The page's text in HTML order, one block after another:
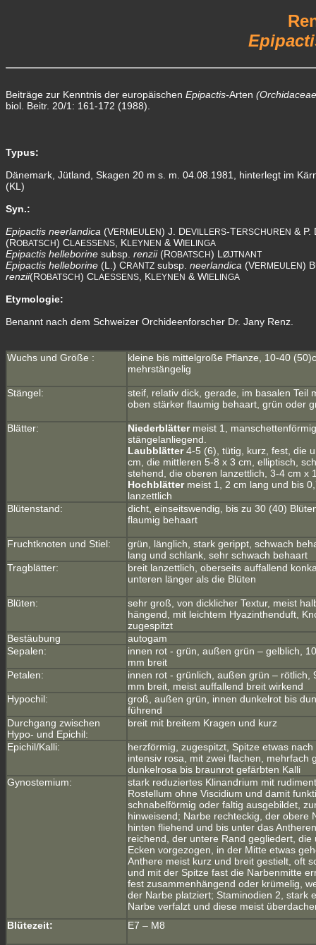
Beiträge zur Kenntnis der europäischen Epipactis-Arten (Orchidaceae
biol. Beitr. 20/1: 161-172 (1988).
Typus:
Dänemark, Jütland, Skagen 20 m s. m. 04.08.1981, hinterlegt im
(KL)
Syn.:
Epipactis neerlandica (VERMEULEN) J. DEVILLERS-TERSCHUREN & P.
(ROBATSCH) CLAESSENS , KLEYNEN & W IELINGA
Epipactis helleborine subsp. renzii(ROBATSCH) L ØJTNANT
Epipactis helleborine (L.) CRANTZ subsp. neerlandica (VERMEULEN) B
renzii(ROBATSCH) CLAESSENS , KLEYNEN & W IELINGA
Etymologie:
Benannt nach dem Schweizer Orchideenforscher Dr. Jany Renz.
Wuchs und Größe :
kleine bis mittelgroße Pflanze, 10-40
mehrstängelig
Stängel:
steif, relativ dick, gerade, im basalen Teil
oben stärker flaumig behaart, grün oder
Blätter: Niederblättermeist 1,
stängelanliegend.
Laubblätter4-5 (6), tütig, kurz, fest, die
cm, die mittleren 5-8 x 3 cm, elliptisch,
stehend, die oberen lanzettlich, 3-4 cm x
Hochblätter meist 1, 2 cm lang und bis
lanzettlich
Blütenstand:
dicht, einseitswendig, bis zu 30 (40)
flaumig behaart
Fruchtknoten und Stiel:
grün, länglich, stark gerippt, schwach
lang und schlank, sehr schwach behaart
Tragblätter:
breit lanzettlich, oberseits auffallend
unteren länger als die Blüten
Blüten:
sehr groß, von dicklicher Textur, meist
hängend, mit leichtem Hyazinthenduft,
zugespitzt
Bestäubung
autogam
Sepalen:
innen rot - grün, außen grün – gelblich,
mm breit
Petalen:
innen rot - grünlich, außen grün – rötlich,
mm breit, meist auffallend breit wirkend
Hypochil:
groß, außen grün, innen dunkelrot bis
führend
Durchgang zwischen
Hypo- und Epichil:
breit mit breitem Kragen und kurz
Epichil/Kalli:
herzförmig, zugespitzt, Spitze etwas
intensiv rosa, mit zwei flachen, mehrfach
dunkelrosa bis braunrot gefärbten Kalli
Gynostemium:
stark reduziertes Klinandrium mit
Rostellum ohne Viscidium und damit
schnabelförmig oder faltig ausgebildet,
hinweisend; Narbe rechteckig, der obere
hinten fliehend und bis unter das
reichend, der untere Rand gegliedert, die
Ecken vorgezogen, in der Mitte etwas
Anthere meist kurz und breit gestielt, oft
und mit der Spitze fast die Narbenmitte
fest zusammenhängend oder krümelig,
der Narbe platziert; Staminodien 2, stark
Narbe verfalzt und diese meist
Blütezeit:
E7 – M8